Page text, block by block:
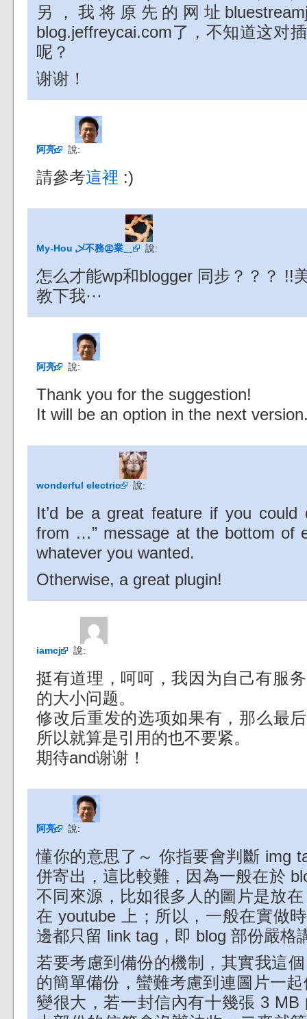
另，我将原先的网址
blog.jeffreycai.com了，不知道这对
呢？
谢谢！
阿亮 說:
請參考這裡 :)
My-Hou 乄不務㊣業﹎ 說:
怎么才能wp和blogger 同步？？？ !!
教下我···
阿亮 說:
Thank you for the suggestion!
It will be an option in the next
wonderful electric 說:
It’d be a great feature if you could
from …” message at the bottom of
whatever you wanted.
Otherwise, a great plugin!
iamcj 說:
挺有道理，呵呵，我因为自己有服
的大小问题。
修改后重发的选项如果有，那么最
所以就算是引用的也不要紧。
期待and谢谢！
阿亮 說:
懂你的意思了～ 你指要會判斷 img
併寄出，這比較難，因為一般在於
不同來源，比如很多人的圖片是放
在 youtube 上；所以，一般在實做
邊都只留 link tag，即 blog 部份嚴格
若要考慮到備份的機制，其實我這
的簡單備份，蠻難考慮到連圖片一
變很大，若一封信內有十幾張 3